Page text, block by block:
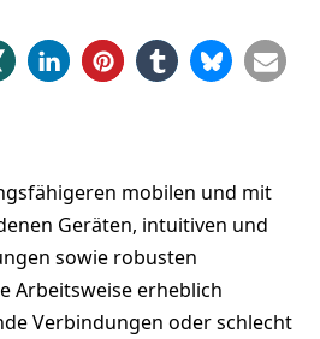
mobilen und mit
Geräten, intuitiven und
sowie robusten
Arbeitsweise erheblich
Verbindungen oder schlecht